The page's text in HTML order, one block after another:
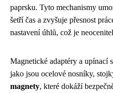
paprsku. Tyto mechanismy
šetří čas a zvyšuje přesnost
nastavení úhlů, což je
Magnetické adaptéry a upínací
jako jsou ocelové nosníky,
magnety, které dokáží